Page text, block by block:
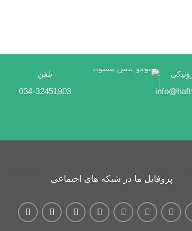
تلفن
034-32451903
پروفایل ما در شبکه های اجتماعی